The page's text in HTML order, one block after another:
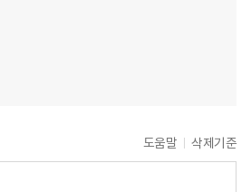
도움말 삭제기준